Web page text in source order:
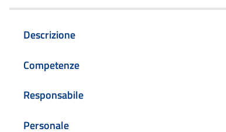
Descrizione
Competenze
Responsabile
Personale